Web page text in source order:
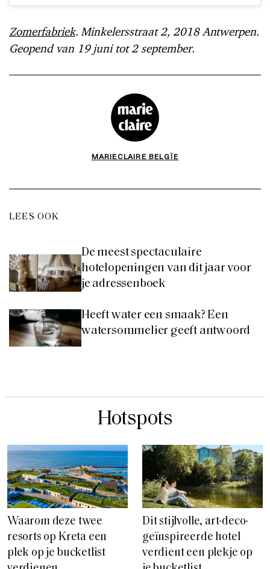
Zomerfabriek. Minkelersstraat 2, 2018 Antwerpen.
Geopend van 19 juni tot 2 september.
MARIECLAIRE BELGÏE
LEES OOK
De meest spectaculaire
hotelopeningen van dit jaar voor
je adressenboek
Heeft water een smaak? Een
watersommelier geeft antwoord
Hotspots
Waarom deze twee
resorts op Kreta een
plek op je bucketlist
Dit stijlvolle, art-deco-
geïnspireerde hotel
verdient een plekje op